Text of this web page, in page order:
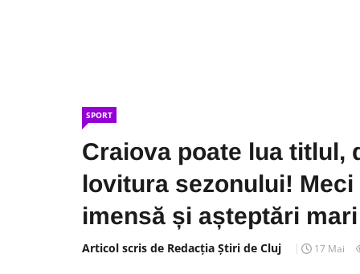
SPORT
Craiova poate lua titlul,
lovitura sezonului!
imensă și așteptări
Articol scris de Redacția Știri de Cluj 17 Mai